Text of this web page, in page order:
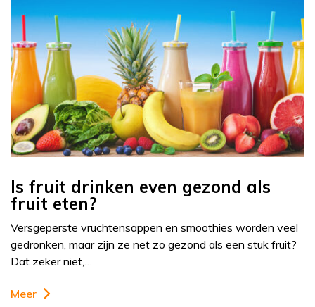
Is fruit drinken even gezond als
fruit eten?
Versgeperste vruchtensappen en smoothies worden veel
gedronken, maar zijn ze net zo gezond als een stuk fruit?
Dat zeker niet,…
Meer